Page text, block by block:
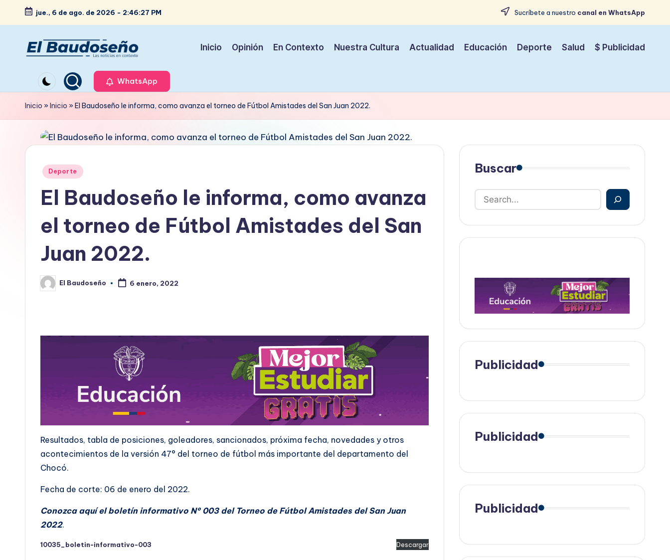
Saltar
contenido
jue., 6 de ago. de 2026 - 2:46:28 PM Sucríbete a nuestro canal en WhatsApp
e
ri
d
noticias
en
contexto
Inicio Opinión En Contexto Nuestra Cultura Actualidad Educación Deporte Salud $ Publicidad
WhatsApp
Inicio »Inicio »El Baudoseño le informa, como avanza el torneo de Fútbol Amistades del San Juan 2022.
Publicado
Deporte
El Baudoseño le informa, como avanza
el torneo de Fútbol Amistades del San
Juan 2022.
Publicado
por
El Baudoseño 6 enero, 2022
Resultados, tabla de posiciones, goleadores, sancionados, próxima fecha, novedades y otros
acontecimientos de la versión 47° del torneo de fútbol más importante del departamento del
Chocó.
Fecha de corte: 06 de enero del 2022.
Conozca aquí el boletín informativo N° 003 del Torneo de Fútbol Amistades del San Juan
2022.
10035_boletin-informativo-003 Descargar
Buscar
Publicidad
Publicidad
Publicidad